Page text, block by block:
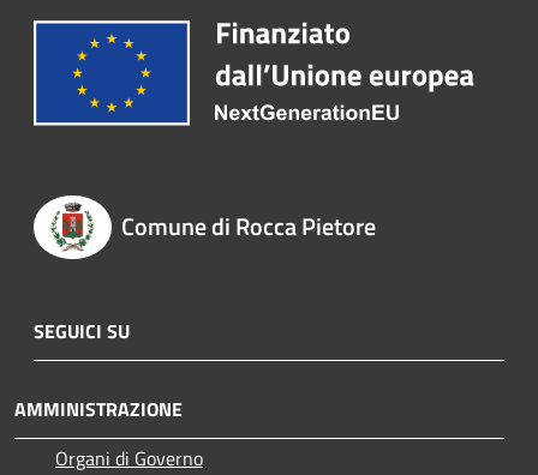
Comune di Rocca Pietore
SEGUICI SU
AMMINISTRAZIONE
Organi di Governo